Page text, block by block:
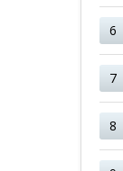
6
7
8